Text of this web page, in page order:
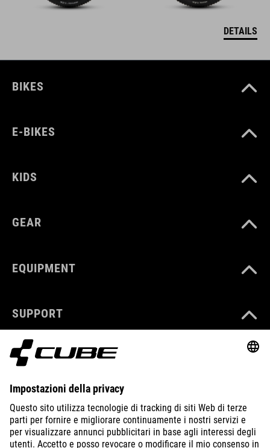
DETAILS
BIKES
E-BIKES
KIDS
GEAR
EQUIPMENT
SUPPORT
ABOUT US
EXPLORE